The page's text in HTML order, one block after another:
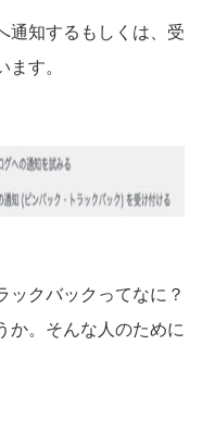
通知するもしくは、受
す。
ックバックってなに？
か。そんな人のために